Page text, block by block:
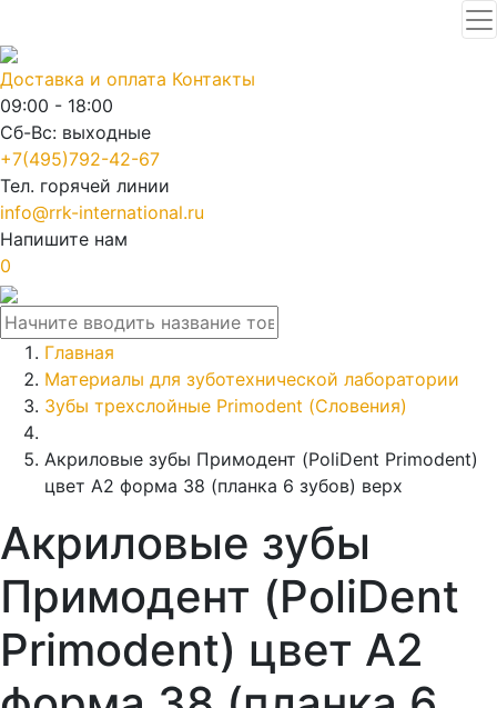
Доставка и оплата Контакты
09:00 - 18:00
Сб-Вс: выходные
+7(495)792-42-67
Тел. горячей линии
info@rrk-international.ru
Напишите нам
0
Главная
Материалы для зуботехнической лаборатории
Зубы трехслойные Primodent (Словения)
Акриловые зубы Примодент (PoliDent Primodent)
цвет A2 форма 38 (планка 6 зубов) верх
Акриловые зубы
Примодент (PoliDent
Primodent) цвет A2